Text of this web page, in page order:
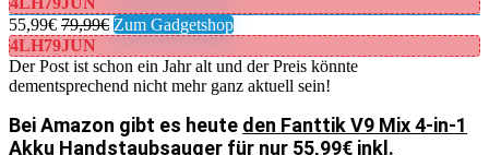
55,99€ 79,99€ Zum Gadgetshop
4LH79JUN
Der Post ist schon ein Jahr alt und der Preis könnte
dementsprechend nicht mehr ganz aktuell sein!
Bei Amazon gibt es heute den Fanttik V9 Mix 4-in-1
Akku Handstaubsauger für nur 55,99€ inkl.